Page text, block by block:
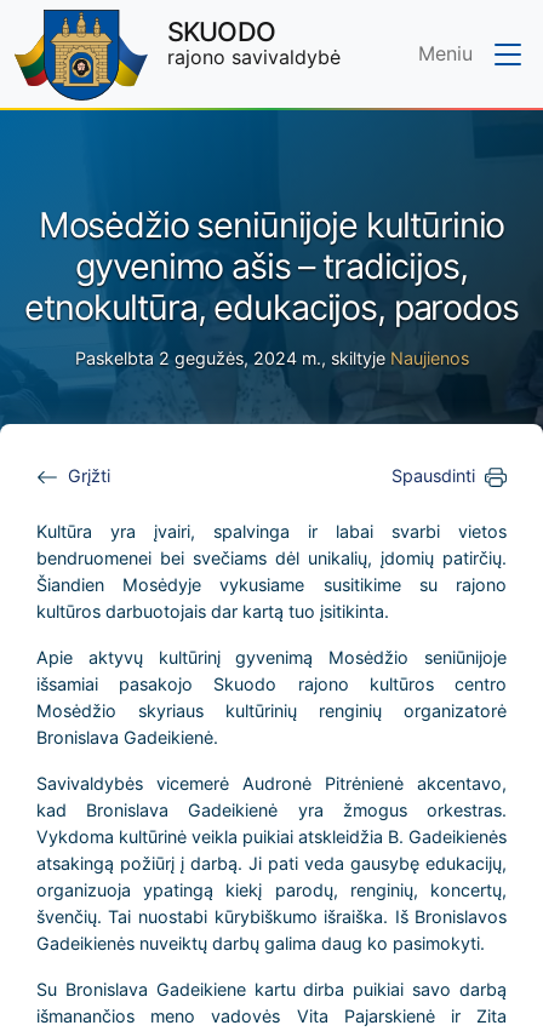
Skip to main content
SKUODO
rajono savivaldybė Meniu
Mosėdžio seniūnijoje kultūrinio
gyvenimo ašis – tradicijos,
etnokultūra, edukacijos, parodos
Paskelbta 2 gegužės, 2024 m., skiltyje Naujienos
Grįžti Spausdinti
Kultūra yra įvairi, spalvinga ir labai svarbi vietos
bendruomenei bei svečiams dėl unikalių, įdomių patirčių.
Šiandien Mosėdyje vykusiame susitikime su rajono
kultūros darbuotojais dar kartą tuo įsitikinta.
Apie aktyvų kultūrinį gyvenimą Mosėdžio seniūnijoje
išsamiai pasakojo Skuodo rajono kultūros centro
Mosėdžio skyriaus kultūrinių renginių organizatorė
Bronislava Gadeikienė.
Savivaldybės vicemerė Audronė Pitrėnienė akcentavo,
kad Bronislava Gadeikienė yra žmogus orkestras.
Vykdoma kultūrinė veikla puikiai atskleidžia B. Gadeikienės
atsakingą požiūrį į darbą. Ji pati veda gausybę edukacijų,
organizuoja ypatingą kiekį parodų, renginių, koncertų,
švenčių. Tai nuostabi kūrybiškumo išraiška. Iš Bronislavos
Gadeikienės nuveiktų darbų galima daug ko pasimokyti.
Su Bronislava Gadeikiene kartu dirba puikiai savo darbą
išmanančios meno vadovės Vita Pajarskienė ir Zita